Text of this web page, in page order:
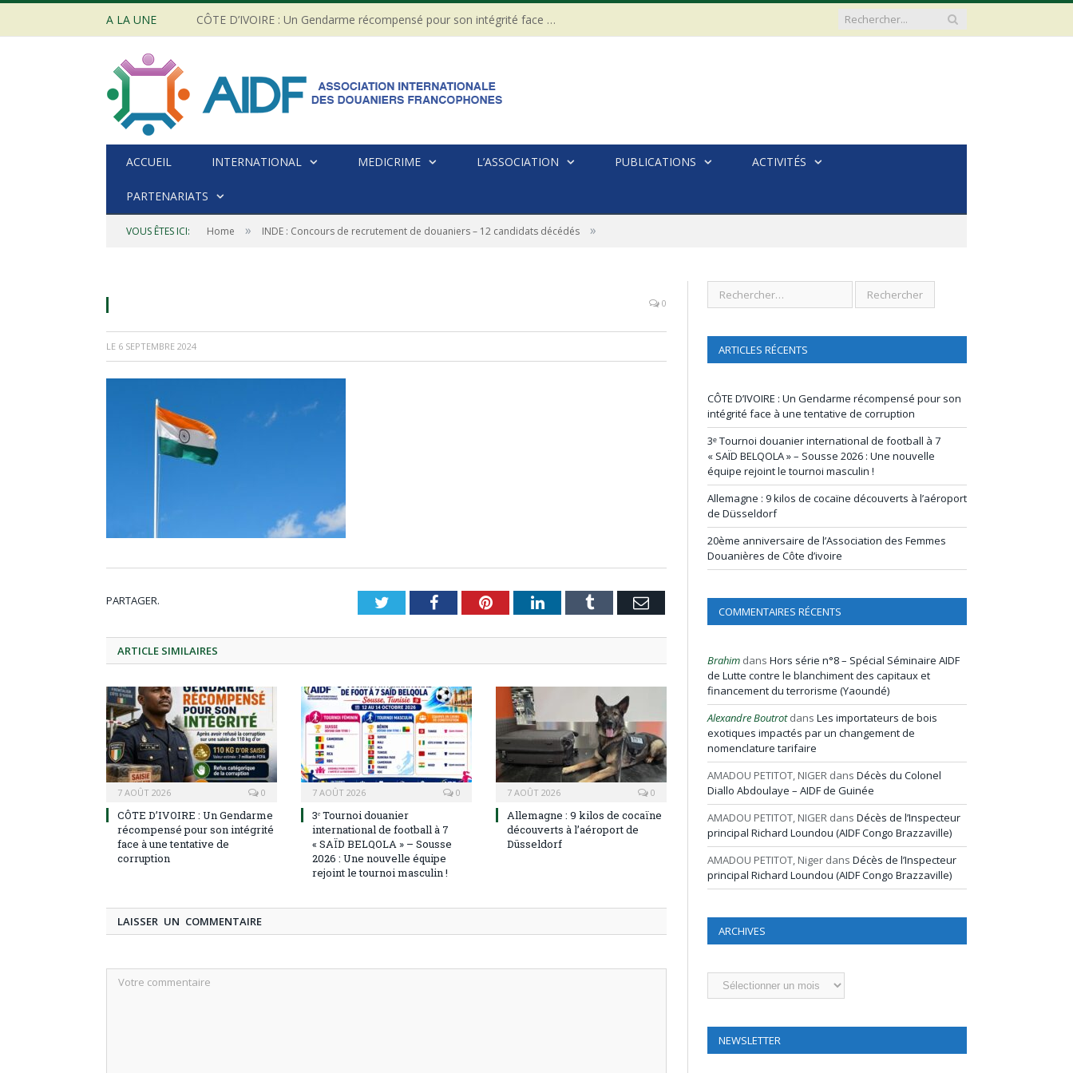
A LA UNE CÔTE D’IVOIRE : Un Gendarme récompensé pour son intégrité face à une tentative de corruption
ACCUEIL INTERNATIONAL MEDICRIME L’ASSOCIATION PUBLICATIONS ACTIVITÉS
PARTENARIATS
VOUS ÊTES ICI: Home » INDE : Concours de recrutement de douaniers – 12 candidats décédés »
0
LE 6 SEPTEMBRE 2024
PARTAGER. TwitterFacebookPinterestLinkedInTumblr Email
ARTICLE SIMILAIRES
7 AOÛT 2026 0
CÔTE D’IVOIRE : Un Gendarme
récompensé pour son intégrité
face à une tentative de
corruption
7 AOÛT 2026 0
3ᵉ Tournoi douanier
international de football à 7
« SAÏD BELQOLA » – Sousse
2026 : Une nouvelle équipe
rejoint le tournoi masculin !
7 AOÛT 2026 0
Allemagne : 9 kilos de cocaïne
découverts à l’aéroport de
Düsseldorf
LAISSER UN COMMENTAIRE
ARTICLES RÉCENTS
CÔTE D’IVOIRE : Un Gendarme récompensé pour son
intégrité face à une tentative de corruption
3ᵉ Tournoi douanier international de football à 7
« SAÏD BELQOLA » – Sousse 2026 : Une nouvelle
équipe rejoint le tournoi masculin !
Allemagne : 9 kilos de cocaïne découverts à l’aéroport
de Düsseldorf
20ème anniversaire de l’Association des Femmes
Douanières de Côte d’ivoire
COMMENTAIRES RÉCENTS
Brahim dans Hors série n°8 – Spécial Séminaire AIDF
de Lutte contre le blanchiment des capitaux et
financement du terrorisme (Yaoundé)
Alexandre Boutrotdans Les importateurs de bois
exotiques impactés par un changement de
nomenclature tarifaire
AMADOU PETITOT, NIGER dans Décès du Colonel
Diallo Abdoulaye – AIDF de Guinée
AMADOU PETITOT, NIGER dans Décès de l’Inspecteur
principal Richard Loundou (AIDF Congo Brazzaville)
AMADOU PETITOT, Niger dans Décès de l’Inspecteur
principal Richard Loundou (AIDF Congo Brazzaville)
ARCHIVES
Archives
NEWSLETTER